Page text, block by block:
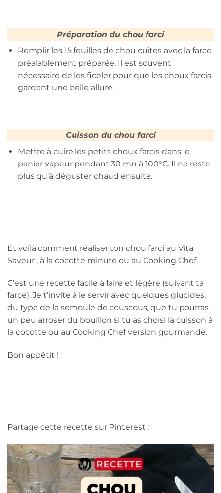
Préparation du chou farci
Remplir les 15 feuilles de chou cuites avec la farce
préalablement préparée. Il est souvent
nécessaire de les ficeler pour que les choux farcis
gardent une belle allure.
Cuisson du chou farci
Mettre à cuire les petits choux farcis dans le
panier vapeur pendant 30 mn à 100°C. Il ne reste
plus qu’à déguster chaud ensuite.
Et voilà comment réaliser ton chou farci au Vita
Saveur , à la cocotte minute ou au Cooking Chef.
C’est une recette facile à faire et légère (suivant ta
farce). Je t’invite à le servir avec quelques glucides,
du type de la semoule de couscous, que tu pourras
un peu arroser du bouillon si tu as choisi la cuisson à
la cocotte ou au Cooking Chef version gourmande.
Bon appétit !
Partage cette recette sur Pinterest :